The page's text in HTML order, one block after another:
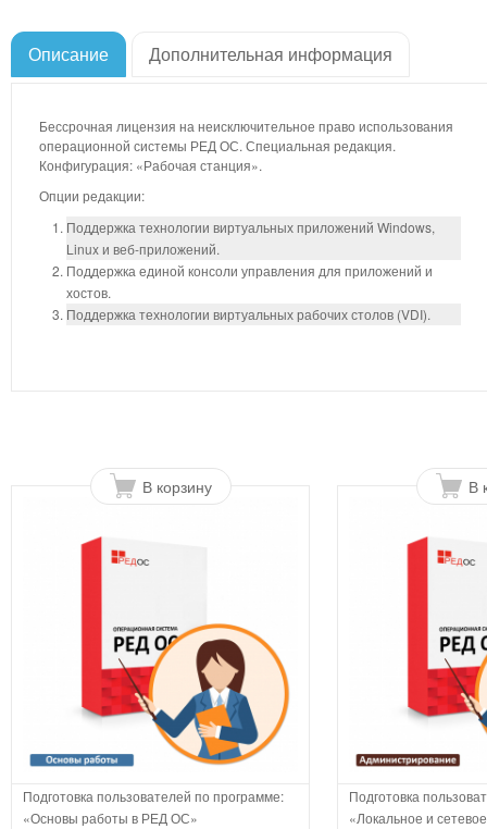
Описание Дополнительная информация
Бессрочная лицензия на неисключительное право использования
операционной системы РЕД ОС. Специальная редакция.
Конфигурация: «Рабочая станция».
Опции редакции:
Поддержка технологии виртуальных приложений Windows,
Linux и веб-приложений.
Поддержка единой консоли управления для приложений и
хостов.
Поддержка технологии виртуальных рабочих столов (VDI).
В корзину
Подготовка пользователей по программе:
«Основы работы в РЕД ОС»
В
Подготовка
«Локальное и